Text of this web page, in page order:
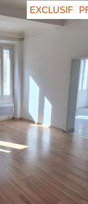
EXCLUSIF